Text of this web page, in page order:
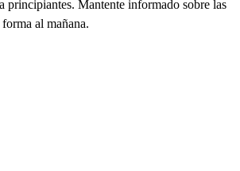
principiantes. Mantente informado sobre las
al mañana.